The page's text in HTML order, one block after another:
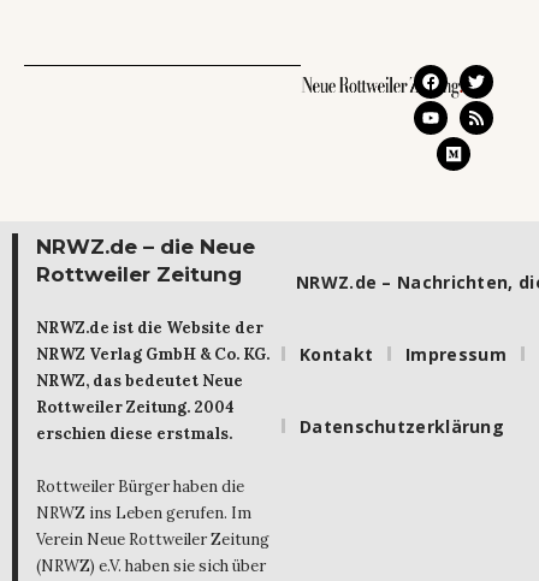
NRWZ.de – die Neue
Rottweiler Zeitung
NRWZ.de ist die Website der
NRWZ Verlag GmbH & Co. KG.
NRWZ, das bedeutet Neue
Rottweiler Zeitung. 2004
erschien diese erstmals.
Rottweiler Bürger haben die
NRWZ ins Leben gerufen. Im
Verein Neue Rottweiler Zeitung
(NRWZ) e.V. haben sie sich über
NRWZ.de – Nachrichten,
Kontakt Impressum
Datenschutzerklärung